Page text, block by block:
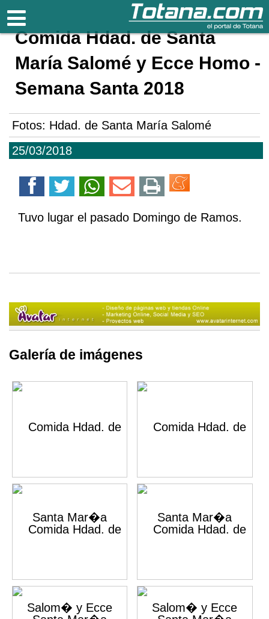
Totana.com
25/03/2018
Comida Hdad. de Santa
María Salomé y Ecce Homo -
Semana Santa 2018
Fotos: Hdad. de Santa María Salomé
Tuvo lugar el pasado Domingo de Ramos.
Galería de imágenes